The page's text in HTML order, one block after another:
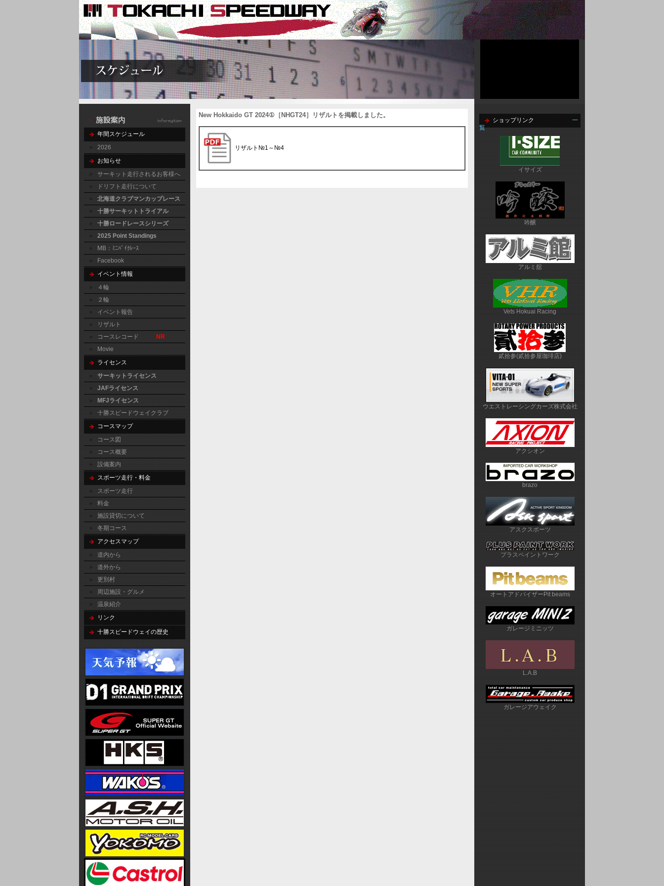
年間スケジュール
2026
お知らせ
サーキット走行されるお客様へ
ドリフト走行について
北海道クラブマンカップレース
十勝サーキットトライアル
十勝ロードレースシリーズ
2025 Point Standings
MB：ﾐﾆﾊﾞｲｸﾚｰｽ
Facebook
イベント情報
４輪
２輪
イベント報告
リザルト
コースレコード
NR
Movie
ライセンス
サーキットライセンス
JAFライセンス
MFJライセンス
十勝スピードウェイクラブ
コースマップ
コース図
コース概要
設備案内
スポーツ走行・料金
スポーツ走行
料金
施設貸切について
冬期コース
アクセスマップ
道内から
道外から
更別村
周辺施設・グルメ
温泉紹介
リンク
十勝スピードウェイの歴史
New Hokkaido GT 2024①［NHGT24］リザルトを掲載しました。
リザルト№1～№4
ショップリンク
一
覧
イサイズ
吟醸
アルミ舘
Vets Hokuai Racing
貳拾参(貳拾参屋珈琲店)
ウエストレーシングカーズ株式会社
アクシオン
brazo
アスクスポーツ
プラスペイントワーク
オートアドバイザーPit beams
ガレージミニッツ
L.A.B
ガレージアウェイク